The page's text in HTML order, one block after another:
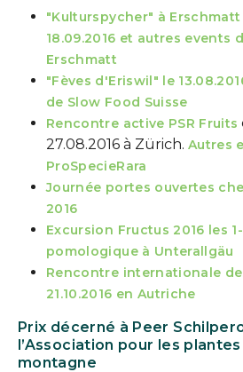
"Kulturspycher" à Erschmatt
18.09.2016 et autres events
Erschmatt
"Fèves d'Eriswil" le
de Slow Food Suisse
Rencontre active PSR Fruits
27.08.2016 à Zürich. Autres
ProSpecieRara
Journée portes ouvertes
2016
Excursion Fructus 2016 les
pomologique à Unterallgäu
Rencontre internationale
21.10.2016 en Autriche
Prix décerné à Peer
l’Association pour les
montagne